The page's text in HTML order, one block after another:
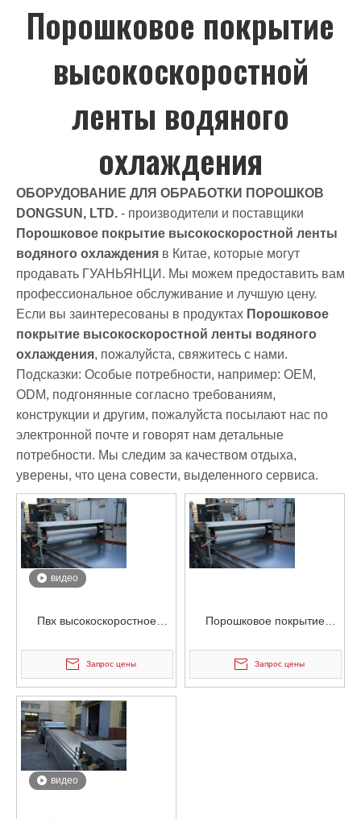
Порошковое покрытие
высокоскоростной
ленты водяного
охлаждения
ОБОРУДОВАНИЕ ДЛЯ ОБРАБОТКИ ПОРОШКОВ
DONGSUN, LTD. - производители и поставщики
Порошковое покрытие высокоскоростной ленты
водяного охлаждения в Китае, которые могут
продавать ГУАНЬЯНЦИ. Мы можем предоставить вам
профессиональное обслуживание и лучшую цену.
Если вы заинтересованы в продуктах Порошковое
покрытие высокоскоростной ленты водяного
охлаждения, пожалуйста, свяжитесь с нами.
Подсказки: Особые потребности, например: OEM,
ODM, подгонянные согласно требованиям,
конструкции и другим, пожалуйста посылают нас по
электронной почте и говорят нам детальные
потребности. Мы следим за качеством отдыха,
уверены, что цена совести, выделенного сервиса.
видео
Пвх высокоскоростное
порошкового покрытия
Запрос цены
Порошковое покрытие
высокоскоростного
водяного охлаждающего
Запрос цены
видео